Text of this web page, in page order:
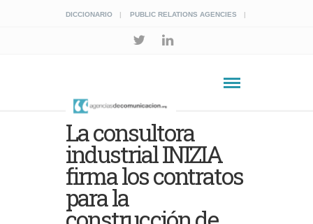
DICCIONARIO PUBLIC RELATIONS AGENCIES
La consultora
industrial INIZIA
firma los contratos
para la